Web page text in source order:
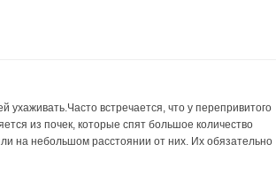
встречается, что у перепривитого
из почек, которые спят большое количество
на небольшом расстоянии от них. Их обязательно